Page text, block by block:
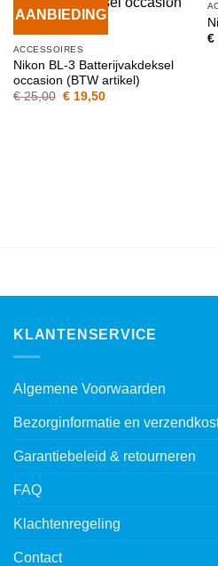
AANBIEDINGVOEG TOE
ACCESSOIRES
Nikon BL-3 Batterijvakdeksel
occasion (BTW artikel)
€25,00 Oorspronkelijke
€19,50Huidige
€
KLANTENSERVICE
Algemene Voorwaarden
Bezorginformatie en
Garantiebeleid & retourneren
FAQ
Klachtenregeling
Contact